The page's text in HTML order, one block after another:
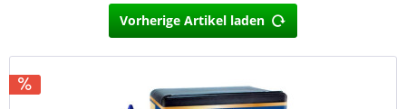
Vorherige Artikel laden